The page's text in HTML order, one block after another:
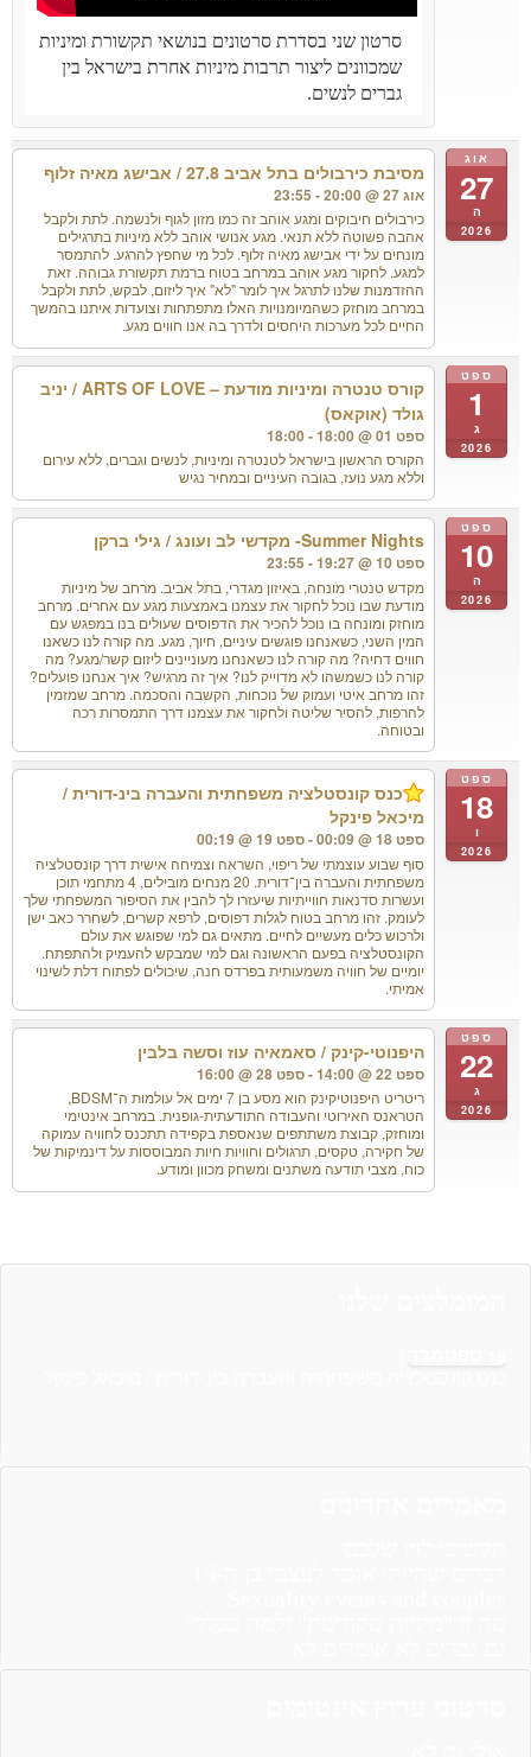
סרטון שני בסדרת סרטונים בנושאי תקשורת ומיניות
שמכוונים ליצור תרבות מיניות אחרת בישראל בין
גברים לנשים.
אוג
27
ה
2026
מסיבת כירבולים בתל אביב 27.8 / אבישג מאיה זלוף
אוג 27 @ 20:00 - 23:55
כירבולים חיבוקים ומגע אוהב זה כמו מזון לגוף ולנשמה. לתת ולקבל
אהבה פשוטה ללא תנאי. מגע אנושי אוהב ללא מיניות בתרגילים
מונחים על ידי אבישג מאיה זלוף. לכל מי שחפץ להרגע. להתמסר
למגע. לחקור מגע אוהב במרחב בטוח ברמת תקשורת גבוהה. זאת
ההזדמנות שלנו לתרגל איך לומר "לא" איך ליזום, לבקש, לתת ולקבל
במרחב מוחזק כשהמיומנויות האלו מתפתחות וצועדות איתנו בהמשך
החיים לכל מערכות היחסים ולדרך בה אנו חווים מגע.
ספט
1
ג
2026
קורס טנטרה ומיניות מודעת – ARTS OF LOVE / יניב
גולד (אוקאס)
ספט 01 @ 18:00 - 18:00
הקורס הראשון בישראל לטנטרה ומיניות, לנשים וגברים, ללא עירום
וללא מגע נועז, בגובה העיניים ובמחיר נגיש
ספט
10
ה
2026
Summer Nights- מקדשי לב ועונג / גילי ברקן
ספט 10 @ 19:27 - 23:55
מקדש טנטרי מונחה, באיזון מגדרי, בתל אביב. מרחב של מיניות
מודעת שבו נוכל לחקור את עצמנו באמצעות מגע עם אחרים. מרחב
מוחזק ומונחה בו נוכל להכיר את הדפוסים שעולים בנו במפגש עם
המין השני, כשאנחנו פוגשים עיניים, חיוך, מגע. מה קורה לנו כשאנו
חווים דחיה? מה קורה לנו כשאנחנו מעוניינים ליזום קשר/מגע? מה
קורה לנו כשמשהו לא מדוייק לנו? איך זה מרגיש? איך אנחנו פועלים?
זהו מרחב איטי ועמוק של נוכחות, הקשבה והסכמה. מרחב שמזמין
להרפות, להסיר שליטה ולחקור את עצמנו דרך התמסרות רכה
ובטוחה.
ספט
18
ו
2026
כנס קונסטלציה משפחתית והעברה בינ-דורית /
מיכאל פינקל
ספט 18 @ 00:09 - ספט 19 @ 00:19
סוף שבוע עוצמתי של ריפוי, השראה וצמיחה אישית דרך קונסטלציה
משפחתית והעברה בין־דורית. 20 מנחים מובילים, 4 מתחמי תוכן
ועשרות סדנאות חווייתיות שיעזרו לך להבין את הסיפור המשפחתי שלך
לעומק. זהו מרחב בטוח לגלות דפוסים, לרפא קשרים, לשחרר כאב ישן
ולרכוש כלים מעשיים לחיים. מתאים גם למי שפוגש את עולם
הקונסטלציה בפעם הראשונה וגם למי שמבקש להעמיק ולהתפתח.
יומיים של חוויה משמעותית בפרדס חנה, שיכולים לפתוח דלת לשינוי
אמיתי.
ספט
22
ג
2026
היפנוטי-קינק / סאמאיה עוז וסשה בלבין
ספט 22 @ 14:00 - ספט 28 @ 16:00
ריטריט היפנוטיקינק הוא מסע בן 7 ימים אל עולמות ה־BDSM,
הטראנס האירוטי והעבודה התודעתית-גופנית. במרחב אינטימי
ומוחזק, קבוצת משתתפים שנאספת בקפידה תתכנס לחוויה עמוקה
של חקירה, טקסים, תרגולים וחוויות חיות המבוססות על דינמיקות של
כוח, מצבי תודעה משתנים ומשחק מכוון ומודע.